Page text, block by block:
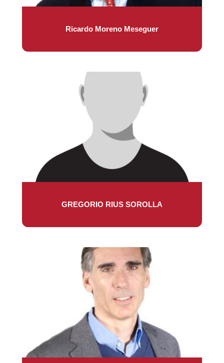
Ricardo Moreno Meseguer
GREGORIO RIUS SOROLLA